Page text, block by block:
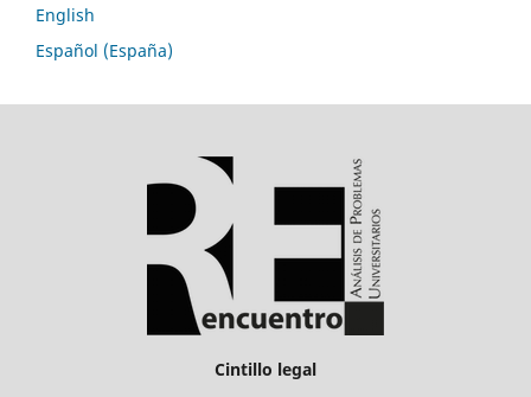
English
Español (España)
Cintillo legal